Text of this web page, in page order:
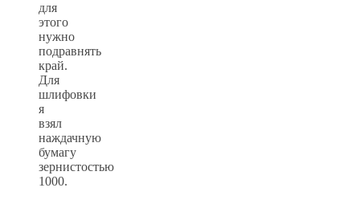
для
этого
нужно
подравнять
край.
Для
шлифовки
я
взял
наждачную
бумагу
зернистостью
1000.